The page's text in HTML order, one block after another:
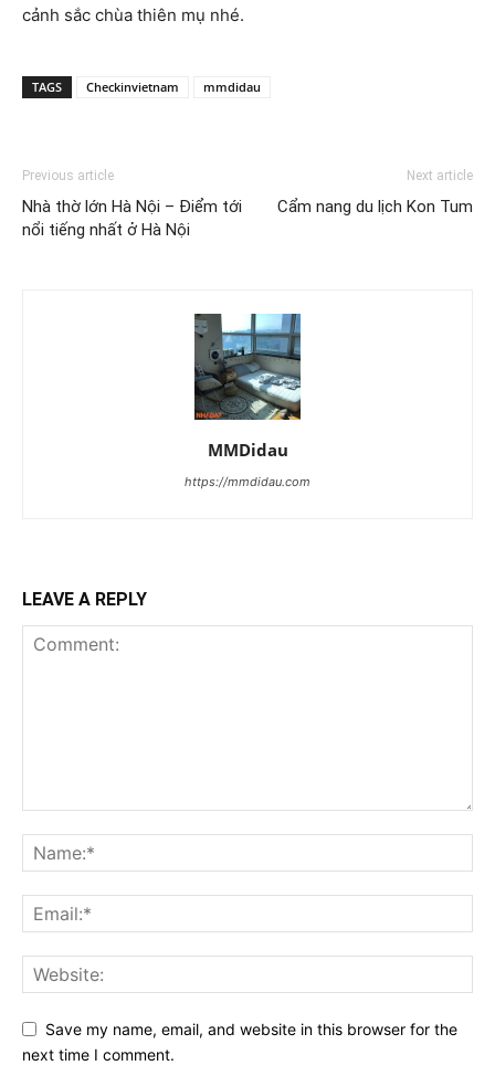
cảnh sắc chùa thiên mụ nhé.
TAGS Checkinvietnam mmdidau
Previous article
Nhà thờ lớn Hà Nội – Điểm tới
nổi tiếng nhất ở Hà Nội
Next article
Cẩm nang du lịch Kon Tum
MMDidau
https://mmdidau.com
LEAVE A REPLY
Save my name, email, and website in this browser for the
next time I comment.